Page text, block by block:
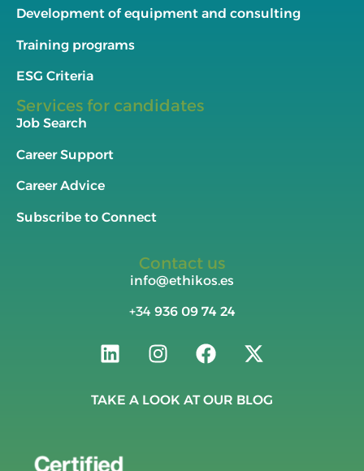
Development of equipment and consulting
Training programs
ESG Criteria
Services for candidates
Job Search
Career Support
Career Advice
Subscribe to Connect
Contact us
info@ethikos.es
+34 936 09 74 24
TAKE A LOOK AT OUR BLOG